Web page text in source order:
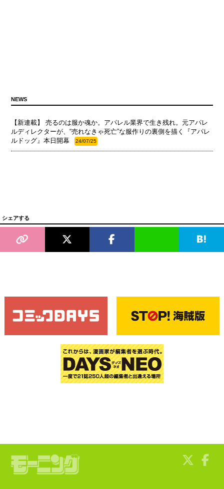
NEWS
【新連載】 売るのは服か魂か。アパレル業界で生き残れ。元アパレ
ルディレクターが、“売れなきゃ死亡”な服作りの裏側を描く『アパレ
ルドッグ』本日開幕
24/07/25
シェアする